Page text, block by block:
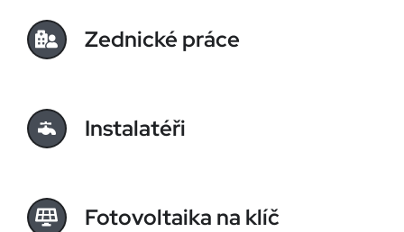
Zednické práce
Instalatéři
Fotovoltaika na klíč